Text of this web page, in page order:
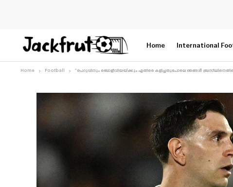
Home International
Home Football “പെറുവിനും ബൊളീവിയയ്ക്കും എതിരെ കളിച്ചതുപോലെ ഞങ്ങൾ